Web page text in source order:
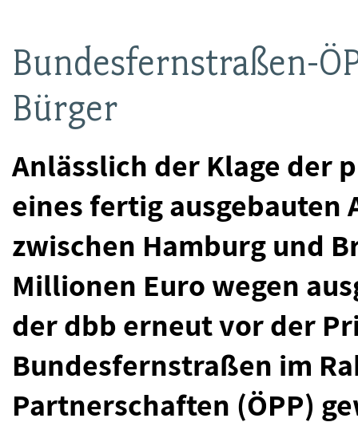
Bundesfernstraßen-
Bürger
Anlässlich der Klage der
eines fertig ausgebauten
zwischen Hamburg und
Millionen Euro wegen
der dbb erneut vor der
Bundesfernstraßen im
Partnerschaften (ÖPP)